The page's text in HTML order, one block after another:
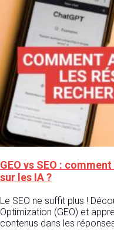
GEO vs SEO :
sur les IA ?
Le SEO ne suffit plus !
Optimization (GEO) et
contenus dans les